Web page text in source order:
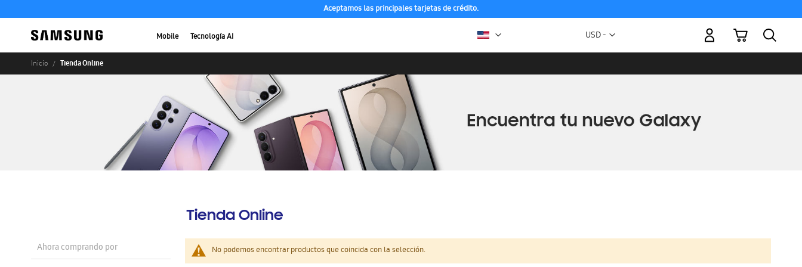
Aceptamos las principales tarjetas de crédito.
Mobile Tecnología AI Moneda
USD -
Mi carrito
Inicio Tienda Online
Tienda Online
No podemos encontrar productos que coincida con la selección.
Ahora comprando por